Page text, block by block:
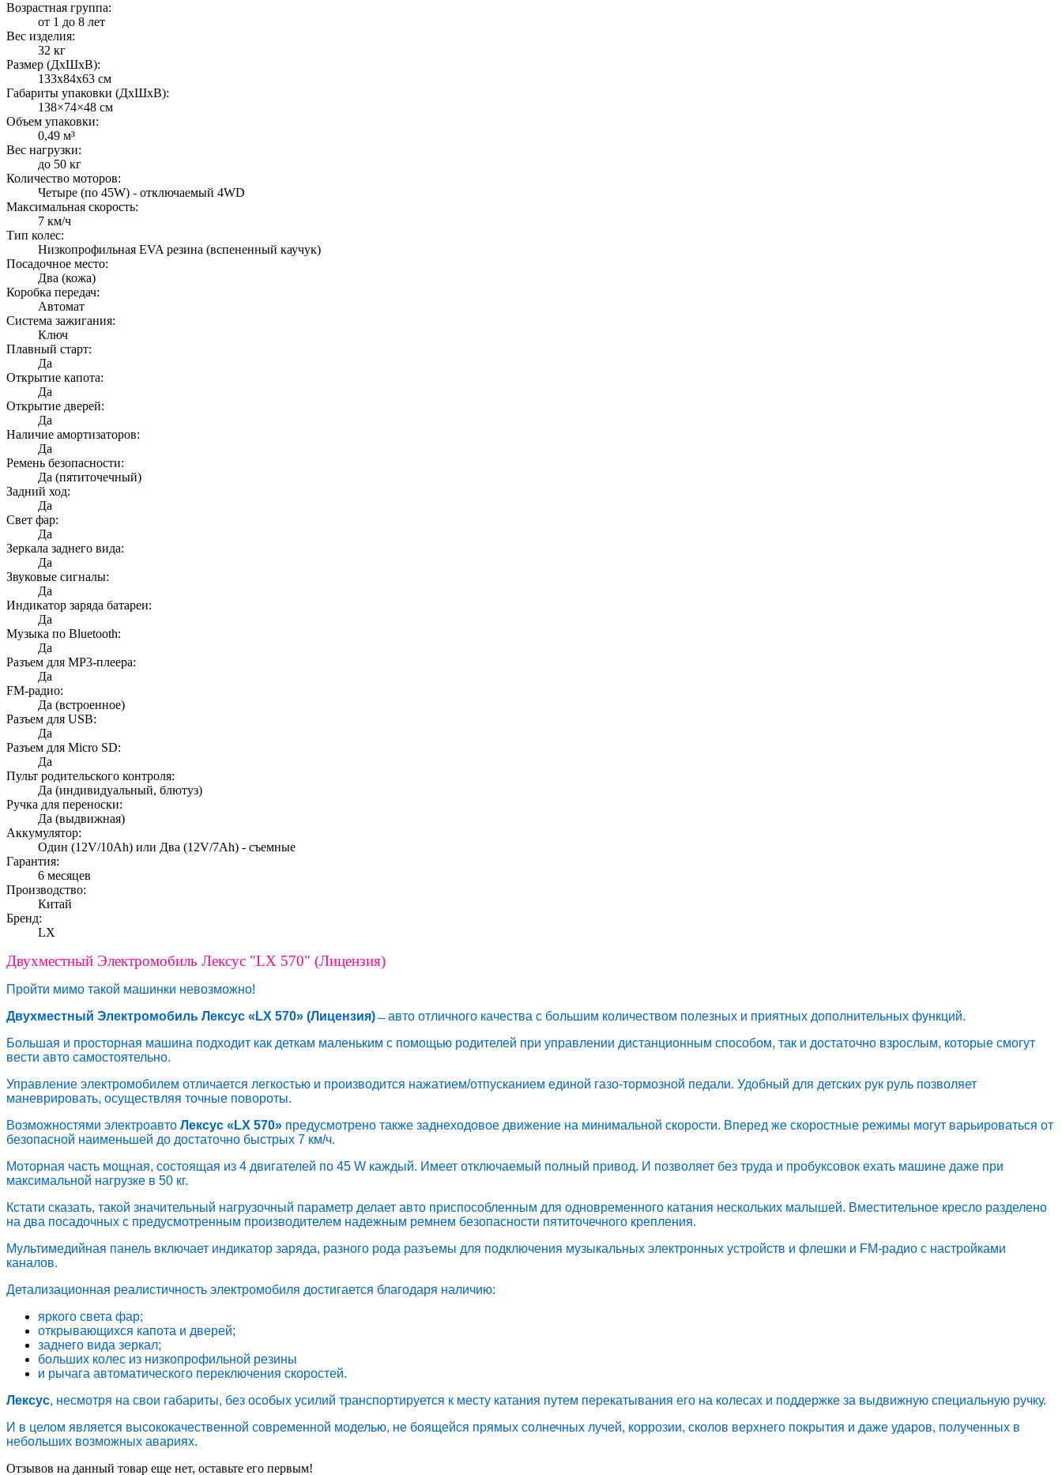
Возрастная группа:
от 1 до 8 лет
Вес изделия:
32 кг
Размер (ДxШxВ):
133x84x63 см
Габариты упаковки (ДxШxВ):
138×74×48 см
Объем упаковки:
0,49 м³
Вес нагрузки:
до 50 кг
Количество моторов:
Четыре (по 45W) - отключаемый 4WD
Максимальная скорость:
7 км/ч
Тип колес:
Низкопрофильная EVA резина (вспененный каучук)
Посадочное место:
Два (кожа)
Коробка передач:
Автомат
Система зажигания:
Ключ
Плавный старт:
Да
Открытие капота:
Да
Открытие дверей:
Да
Наличие амортизаторов:
Да
Ремень безопасности:
Да (пятиточечный)
Задний ход:
Да
Свет фар:
Да
Зеркала заднего вида:
Да
Звуковые сигналы:
Да
Индикатор заряда батареи:
Да
Музыка по Bluetooth:
Да
Разъем для MP3-плеера:
Да
FM-радио:
Да (встроенное)
Разъем для USB:
Да
Разъем для Micro SD:
Да
Пульт родительского контроля:
Да (индивидуальный, блютуз)
Ручка для переноски:
Да (выдвижная)
Аккумулятор:
Один (12V/10Ah) или Два (12V/7Ah) - съемные
Гарантия:
6 месяцев
Производство:
Китай
Бренд:
LX
Двухместный Электромобиль Лексус "LX 570" (Лицензия)
Пройти мимо такой машинки невозможно!
Двухместный Электромобиль Лексус «LX 570» (Лицензия)̶ авто отличного качества с большим количеством полезных и приятных дополнительных функций.
Большая и просторная машина подходит как деткам маленьким с помощью родителей при управлении дистанционным способом, так и достаточно взрослым, которые смогут
вести авто самостоятельно.
Управление электромобилем отличается легкостью и производится нажатием/отпусканием единой газо-тормозной педали. Удобный для детских рук руль позволяет
маневрировать, осуществляя точные повороты.
Возможностями электроавто Лексус «LX 570» предусмотрено также заднеходовое движение на минимальной скорости. Вперед же скоростные режимы могут варьироваться от
безопасной наименьшей до достаточно быстрых 7 км/ч.
Моторная часть мощная, состоящая из 4 двигателей по 45 W каждый. Имеет отключаемый полный привод. И позволяет без труда и пробуксовок ехать машине даже при
максимальной нагрузке в 50 кг.
Кстати сказать, такой значительный нагрузочный параметр делает авто приспособленным для одновременного катания нескольких малышей. Вместительное кресло разделено
на два посадочных с предусмотренным производителем надежным ремнем безопасности пятиточечного крепления.
Мультимедийная панель включает индикатор заряда, разного рода разъемы для подключения музыкальных электронных устройств и флешки и FM-радио с настройками
каналов.
Детализационная реалистичность электромобиля достигается благодаря наличию:
яркого света фар;
открывающихся капота и дверей;
заднего вида зеркал;
больших колес из низкопрофильной резины
и рычага автоматического переключения скоростей.
Лексус, несмотря на свои габариты, без особых усилий транспортируется к месту катания путем перекатывания его на колесах и поддержке за выдвижную специальную ручку.
И в целом является высококачественной современной моделью, не боящейся прямых солнечных лучей, коррозии, сколов верхнего покрытия и даже ударов, полученных в
небольших возможных авариях.
Отзывов на данный товар еще нет, оставьте его первым!